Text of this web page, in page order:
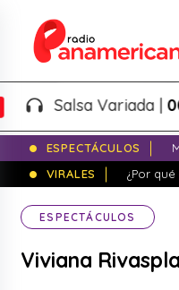
Salsa Variada |
ESPECTÁCULOS
VIRALES
¿Por
ESPECTÁCULOS
Viviana